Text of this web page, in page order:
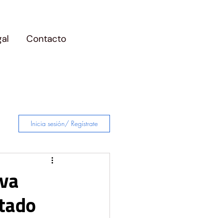
Contacto
Inicia sesión/ Regístrate